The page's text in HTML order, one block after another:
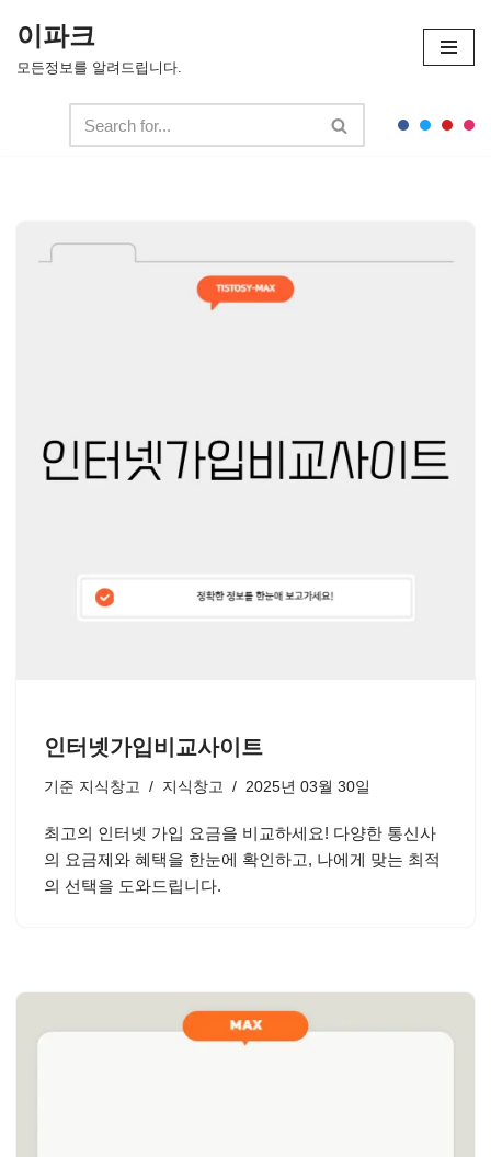
콘
이파크
모든정보를 알려드립니다.
인터넷가입비교사이트
기준 지식창고 지식창고 2025년 03월 30일
최고의 인터넷 가입 요금을 비교하세요! 다양한 통신사
의 요금제와 혜택을 한눈에 확인하고, 나에게 맞는 최적
의 선택을 도와드립니다.